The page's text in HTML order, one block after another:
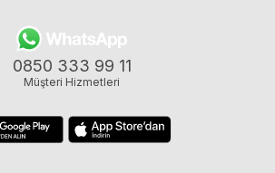
0850 333 99 11
Müşteri Hizmetleri